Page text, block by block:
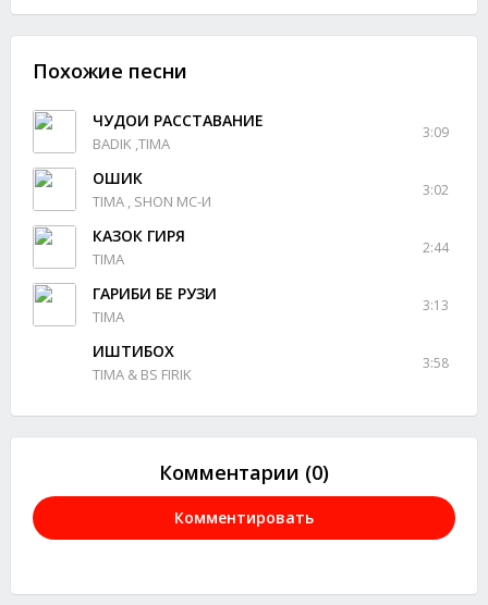
Похожие песни
ЧУДОИ РАССТАВАНИЕ
BADIK ,TIMA
3:09
ОШИК
TIMA , SHON MC-И
3:02
КАЗОК ГИРЯ
TIMA
2:44
ГАРИБИ БЕ РУЗИ
TIMA
3:13
ИШТИБОХ
TIMA & BS FIRIK
3:58
Комментарии (0)
Комментировать